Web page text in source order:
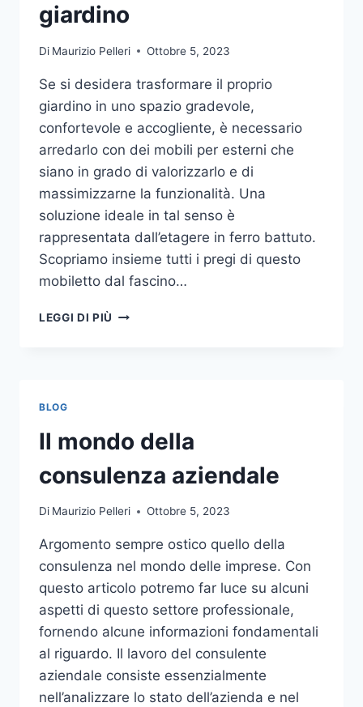
giardino
Di Maurizio Pelleri Ottobre 5, 2023
Se si desidera trasformare il proprio
giardino in uno spazio gradevole,
confortevole e accogliente, è necessario
arredarlo con dei mobili per esterni che
siano in grado di valorizzarlo e di
massimizzarne la funzionalità. Una
soluzione ideale in tal senso è
rappresentata dall’etagere in ferro battuto.
Scopriamo insieme tutti i pregi di questo
mobiletto dal fascino…
LEGGI DI PIÙ ETAGERE
PER
L’ARREDO
GIARDINO
BLOG
Il mondo della
consulenza aziendale
Di Maurizio Pelleri Ottobre 5, 2023
Argomento sempre ostico quello della
consulenza nel mondo delle imprese. Con
questo articolo potremo far luce su alcuni
aspetti di questo settore professionale,
fornendo alcune informazioni fondamentali
al riguardo. Il lavoro del consulente
aziendale consiste essenzialmente
nell’analizzare lo stato dell’azienda e nel